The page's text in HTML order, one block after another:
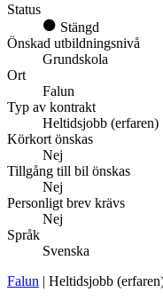
Status
Stängd
Önskad utbildningsnivå
Grundskola
Ort
Falun
Typ av kontrakt
Heltidsjobb (erfaren)
Körkort önskas
Nej
Tillgång till bil önskas
Nej
Personligt brev krävs
Nej
Språk
Svenska
Falun | Heltidsjobb